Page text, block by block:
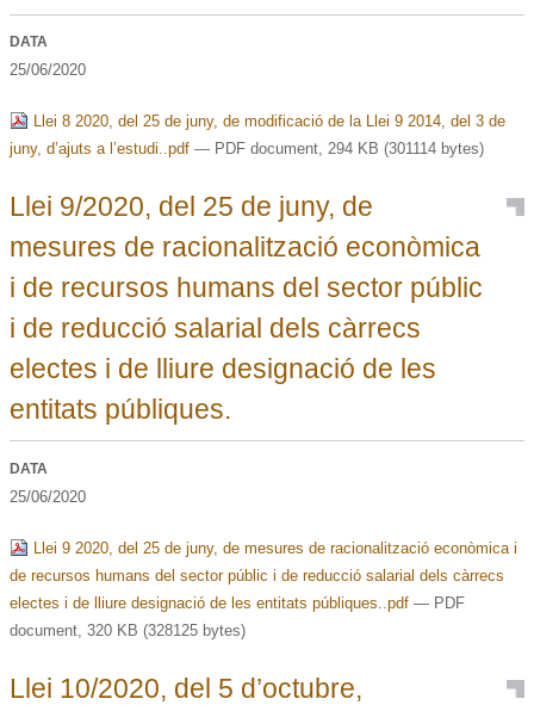
DATA
25/06/2020
Llei 8 2020, del 25 de juny, de modificació de la Llei 9 2014, del 3 de
juny, d’ajuts a l’estudi..pdf— PDF document, 294 KB (301114 bytes)
Llei 9/2020, del 25 de juny, de
mesures de racionalització econòmica
i de recursos humans del sector públic
i de reducció salarial dels càrrecs
electes i de lliure designació de les
entitats públiques.
DATA
25/06/2020
Llei 9 2020, del 25 de juny, de mesures de racionalització econòmica i
de recursos humans del sector públic i de reducció salarial dels càrrecs
electes i de lliure designació de les entitats públiques..pdf— PDF
document, 320 KB (328125 bytes)
Llei 10/2020, del 5 d’octubre,